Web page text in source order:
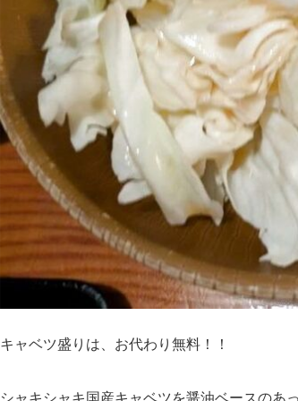
キャベツ盛りは、お代わり無料！！